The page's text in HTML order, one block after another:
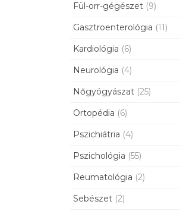
Fül-orr-gégészet (9)
Gasztroenterológia (11)
Kardiológia (6)
Neurológia (4)
Nőgyógyászat (25)
Ortopédia (6)
Pszichiátria (4)
Pszichológia (55)
Reumatológia (2)
Sebészet (2)